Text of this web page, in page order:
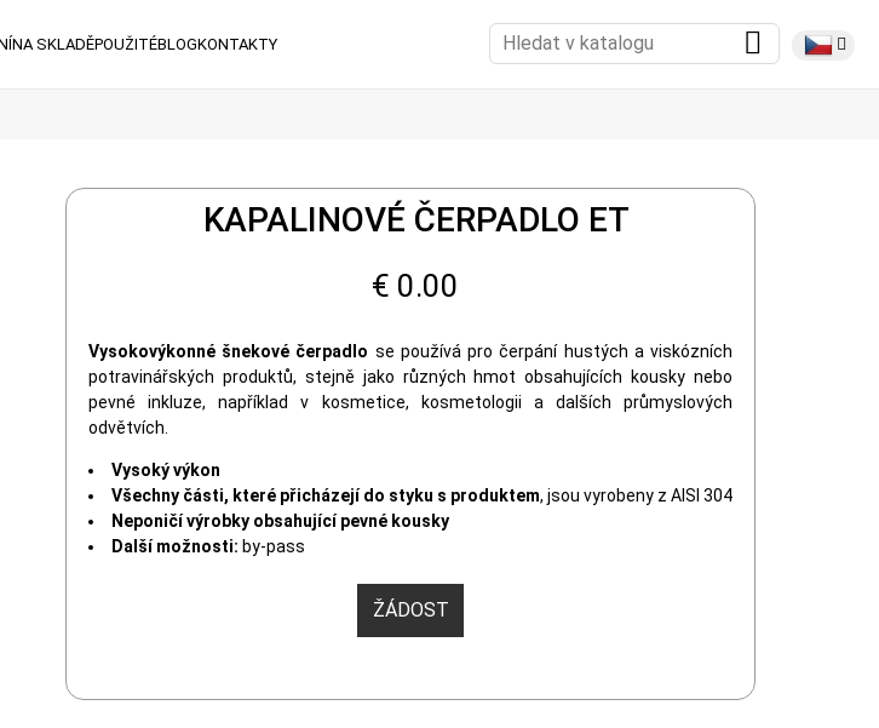
NA SKLADĚPOUŽITÉBLOGKONTAKTY
KAPALINOVÉ ČERPADLO ET
€ 0.00
Vysokovýkonné šnekové čerpadlo se používá pro čerpání hustých a viskózních
potravinářských produktů, stejně jako různých hmot obsahujících kousky nebo
pevné inkluze, například v kosmetice, kosmetologii a dalších průmyslových
odvětvích.
Vysoký výkon
Všechny části, které přicházejí do styku s produktem, jsou vyrobeny z AISI 304
Neponičí výrobky obsahující pevné kousky
Další možnosti: by-pass
ŽÁDOST